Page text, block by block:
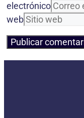
electrónico
web